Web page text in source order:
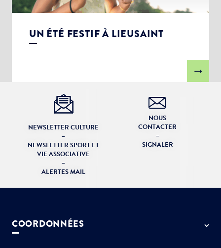
UN ÉTÉ FESTIF À LIEUSAINT
NEWSLETTER CULTURE
–
NEWSLETTER SPORT ET
VIE ASSOCIATIVE
–
ALERTES MAIL
NOUS
CONTACTER
–
SIGNALER
COORDONNÉES